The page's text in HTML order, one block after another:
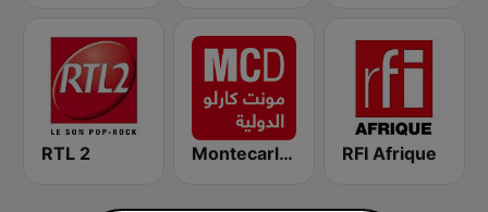
RTL 2 Montecarlo al doualiya (مونت كارلو الدولية) RFI Afrique